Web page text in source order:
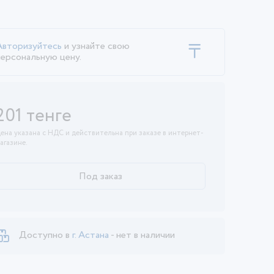
и узнайте свою
цену.
тенге
указана с НДС и действительна при заказе в интернет-
Под заказ
Доступно в г. Астана - нет в наличии